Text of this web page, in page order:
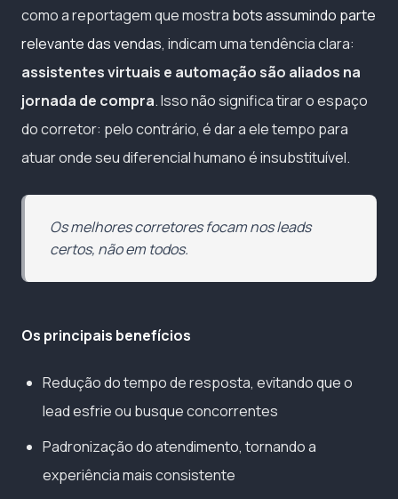
como a reportagem que mostra bots assumindo parte
relevante das vendas, indicam uma tendência clara:
assistentes virtuais e automação são aliados na
jornada de compra. Isso não significa tirar o espaço
do corretor: pelo contrário, é dar a ele tempo para
atuar onde seu diferencial humano é insubstituível.
Os melhores corretores focam nos leads
certos, não em todos.
Os principais benefícios
Redução do tempo de resposta, evitando que o
lead esfrie ou busque concorrentes
Padronização do atendimento, tornando a
experiência mais consistente